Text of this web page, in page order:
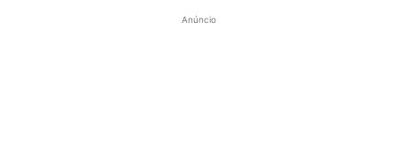
Anúncio